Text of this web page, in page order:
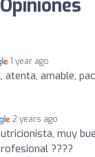
1 year ago
atenta, amable,
2 years ago
muy
????